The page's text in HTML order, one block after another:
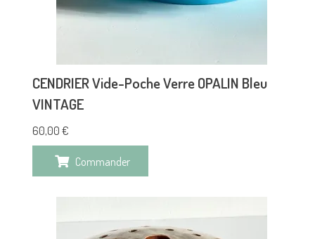
CENDRIER Vide-Poche Verre OPALIN Bleu
VINTAGE
60,00 €
Commander